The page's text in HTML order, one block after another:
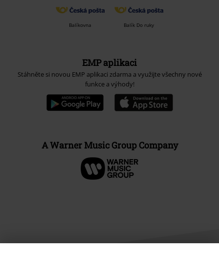
Balíkovna Balík Do ruky
EMP aplikaci
Stáhněte si novou EMP aplikaci zdarma a využijte všechny nové
funkce a výhody!
A Warner Music Group Company